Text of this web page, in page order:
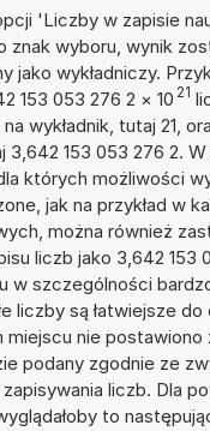
'Liczby w zapisie
znak wyboru, wynik
jako wykładniczy.
153 053 276 2 × 10 21
wykładnik, tutaj 21,
3,642 153 053 276 2.
których możliwości
jak na przykład w
można również
liczb jako 3,642 153
w szczególności
liczby są łatwiejsze
nie postawiono
podany zgodnie ze
liczb. Dla
to